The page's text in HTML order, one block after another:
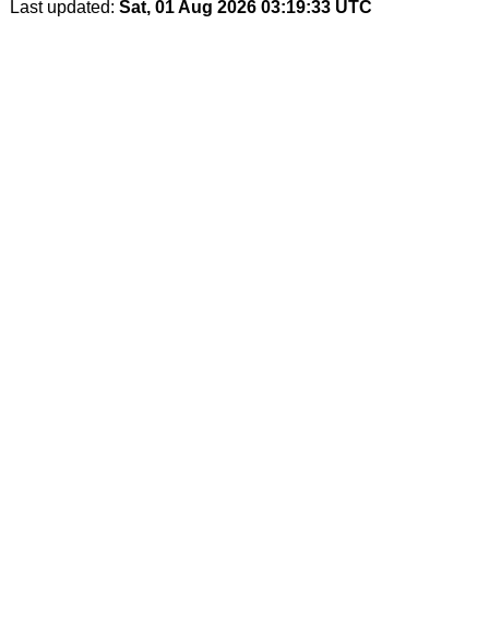
Last updated: Sat, 01 Aug 2026 03:19:33 UTC